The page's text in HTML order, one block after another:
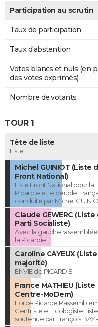
Participation au scrutin
Taux de participation
Taux d'abstention
Votes blancs et nuls (en
des votes exprimés)
Nombre de votants
TOUR 1
Tête de liste
Liste
Michel GUINIOT (Liste
Front National)
Liste Front National pour la
Picardie et le peuple
conduite par Michel
Claude GEWERC (Liste
Parti Socialiste)
Avec la gauche
la Picardie
Caroline CAYEUX
majorité)
ENVIE de PICARDIE
France MATHIEU (Liste
Centre-MoDem)
Force Picarde
Centriste et Ecologiste Liste
soutenue par François